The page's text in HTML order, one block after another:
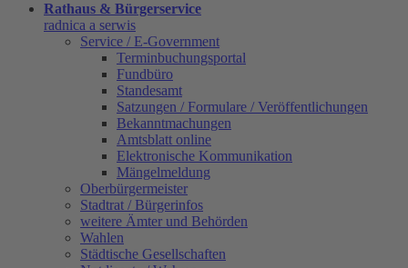
Rathaus & Bürgerservice
radnica a serwis
Service / E-Government
Terminbuchungsportal
Fundbüro
Standesamt
Satzungen / Formulare / Veröffentlichungen
Bekanntmachungen
Amtsblatt online
Elektronische Kommunikation
Mängelmeldung
Oberbürgermeister
Stadtrat / Bürgerinfos
weitere Ämter und Behörden
Wahlen
Städtische Gesellschaften